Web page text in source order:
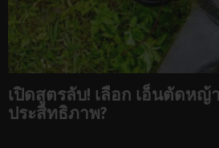
เปิดสูตรลับ! เลือก เอ็นตัดหญ้
ประสิทธิภาพ?